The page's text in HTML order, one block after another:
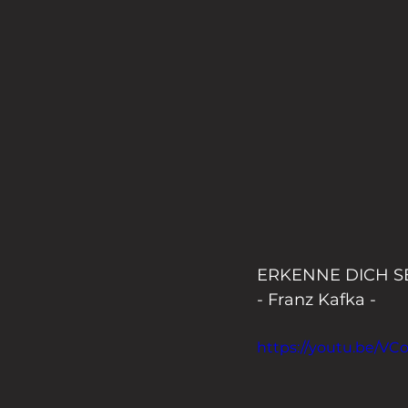
ERKENNE DICH
- Franz Kafka -
https://youtu.be/